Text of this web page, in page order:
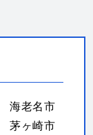
海老名市
茅ヶ崎市